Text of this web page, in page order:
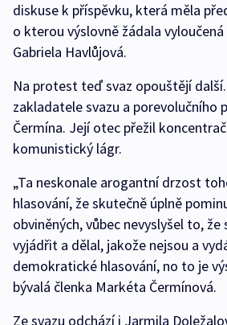
diskuse k příspěvku, která měla
o kterou výslovně žádala vyloučená
Gabriela Havlůjová.
Na protest teď svaz opouštějí
zakladatele svazu a porevolučního
Čermína. Její otec přežil
komunistický lágr.
„Ta neskonale arogantní drzost
hlasování, že skutečně úplně
obviněných, vůbec nevyslyšel to,
vyjádřit a dělal, jakože nejsou a
demokratické hlasování, no to je
bývalá členka Markéta Čermínová.
Ze svazu odchází i Jarmila